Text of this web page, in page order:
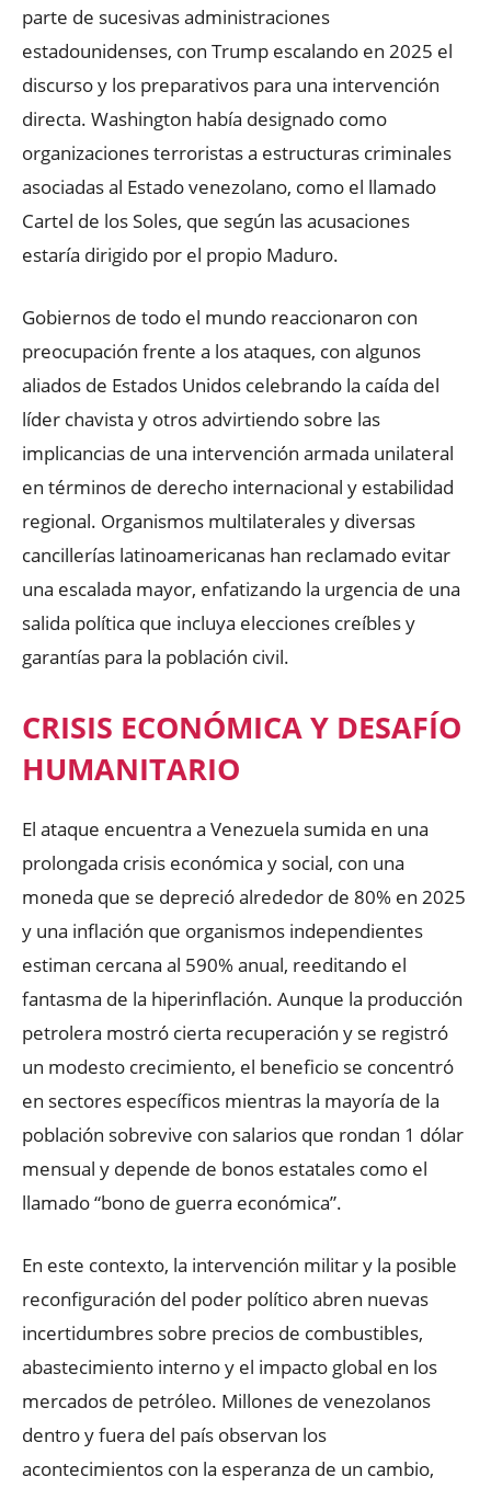
parte de sucesivas administraciones
estadounidenses, con Trump escalando en 2025 el
discurso y los preparativos para una intervención
directa. Washington había designado como
organizaciones terroristas a estructuras criminales
asociadas al Estado venezolano, como el llamado
Cartel de los Soles, que según las acusaciones
estaría dirigido por el propio Maduro.
Gobiernos de todo el mundo reaccionaron con
preocupación frente a los ataques, con algunos
aliados de Estados Unidos celebrando la caída del
líder chavista y otros advirtiendo sobre las
implicancias de una intervención armada unilateral
en términos de derecho internacional y estabilidad
regional. Organismos multilaterales y diversas
cancillerías latinoamericanas han reclamado evitar
una escalada mayor, enfatizando la urgencia de una
salida política que incluya elecciones creíbles y
garantías para la población civil.
CRISIS ECONÓMICA Y DESAFÍO
HUMANITARIO
El ataque encuentra a Venezuela sumida en una
prolongada crisis económica y social, con una
moneda que se depreció alrededor de 80% en 2025
y una inflación que organismos independientes
estiman cercana al 590% anual, reeditando el
fantasma de la hiperinflación. Aunque la producción
petrolera mostró cierta recuperación y se registró
un modesto crecimiento, el beneficio se concentró
en sectores específicos mientras la mayoría de la
población sobrevive con salarios que rondan 1 dólar
mensual y depende de bonos estatales como el
llamado “bono de guerra económica”.
En este contexto, la intervención militar y la posible
reconfiguración del poder político abren nuevas
incertidumbres sobre precios de combustibles,
abastecimiento interno y el impacto global en los
mercados de petróleo. Millones de venezolanos
dentro y fuera del país observan los
acontecimientos con la esperanza de un cambio,